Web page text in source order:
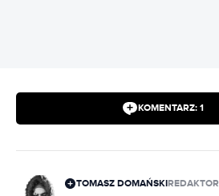
KOMENTARZ: 1
TOMASZ DOMAŃSKIREDAKTOR